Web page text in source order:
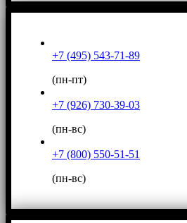
+7 (495) 543-71-89
(пн-пт)
+7 (926) 730-39-03
(пн-вс)
+7 (800) 550-51-51
(пн-вс)